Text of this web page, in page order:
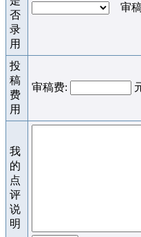
否
录
用
审
投
稿
费
用
审稿费:
我
的
点
评
说
明